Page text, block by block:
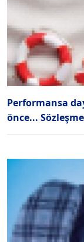
Performansa
önce...